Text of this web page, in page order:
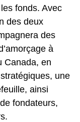
fonds. Avec
des deux
des
à
Canada, en
une
ainsi
fondateurs,